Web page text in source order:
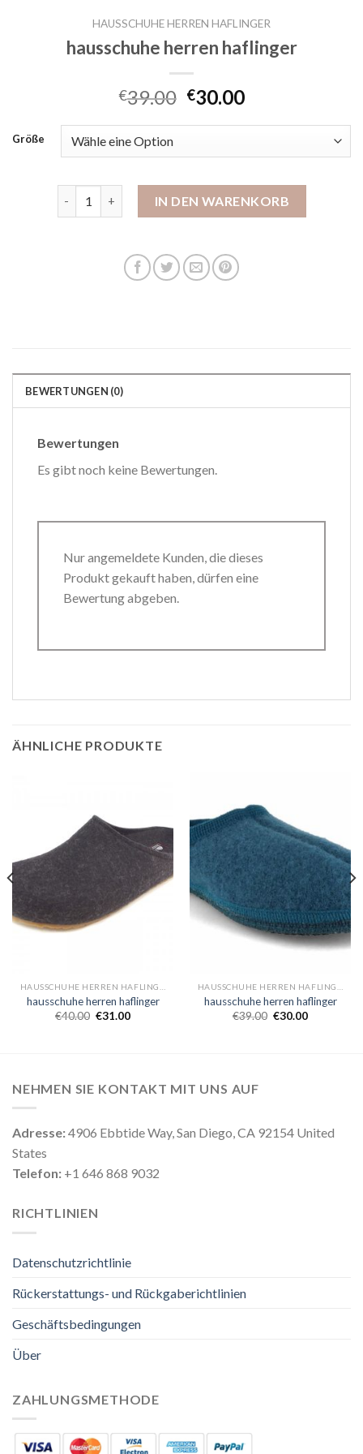
HAUSSCHUHE HERREN HAFLINGER
hausschuhe herren haflinger
€39.00 €30.00
Größe
IN DEN WARENKORB
BEWERTUNGEN (0)
Bewertungen
Es gibt noch keine Bewertungen.
Nur angemeldete Kunden, die dieses
Produkt gekauft haben, dürfen eine
Bewertung abgeben.
ÄHNLICHE PRODUKTE
hausschuhe herren haflinger
€40.00 €31.00
hausschuhe herren haflinger
€39.00 €30.00
NEHMEN SIE KONTAKT MIT UNS AUF
Adresse:4906 Ebbtide Way, San Diego, CA 92154 United
States
Telefon: +1 646 868 9032
RICHTLINIEN
Datenschutzrichtlinie
Rückerstattungs- und Rückgaberichtlinien
Geschäftsbedingungen
Über
ZAHLUNGSMETHODE